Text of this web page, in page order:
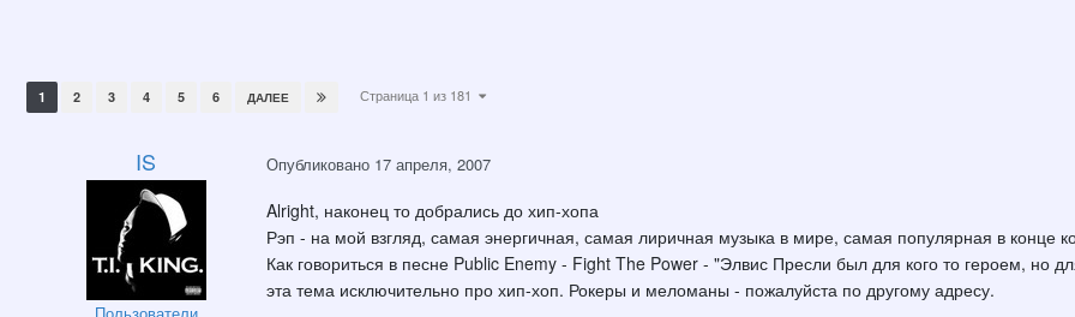
1 2 3 4 5 6 ДАЛЕЕ Страница 1 из 181
IS Опубликовано 17 апреля, 2007
Alright, наконец то добрались до хип-хопа
Рэп - на мой взгляд, самая энергичная, самая лиричная музыка в мире, самая популярная в конце
Как говориться в песне Public Enemy - Fight The Power - "Элвис Пресли был для кого то героем, но
эта тема исключительно про хип-хоп. Рокеры и меломаны - пожалуйста по другому адресу.